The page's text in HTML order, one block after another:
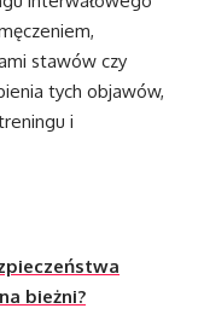
stawów czy
tych objawów,
i
bieżni?